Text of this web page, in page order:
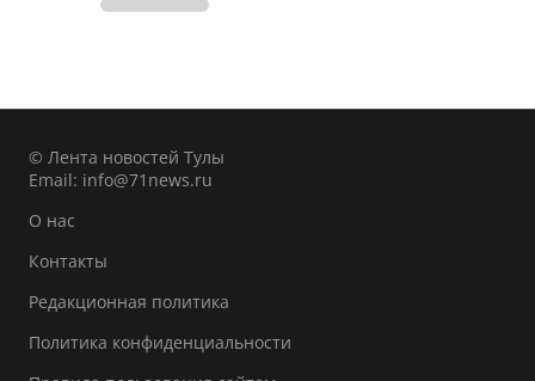
© Лента новостей Тулы
Email: info@71news.ru
О нас
Контакты
Редакционная политика
Политика конфиденциальности